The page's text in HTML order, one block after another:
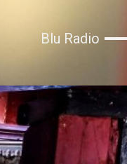
Blu Radio